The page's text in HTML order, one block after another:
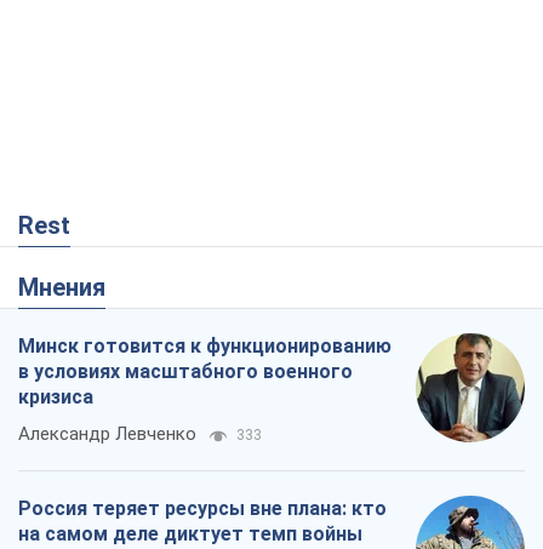
Rest
Мнения
Минск готовится к функционированию
в условиях масштабного военного
кризиса
Александр Левченко 333
Россия теряет ресурсы вне плана: кто
на самом деле диктует темп войны